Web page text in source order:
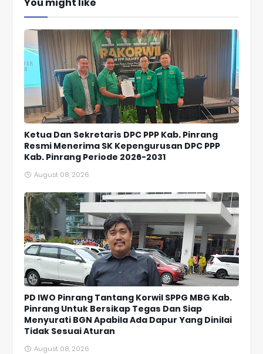
Ketua Dan Sekretaris DPC PPP Kab. Pinrang
Resmi Menerima SK Kepengurusan DPC PPP
Kab. Pinrang Periode 2026-2031
August 08, 2026
PD IWO Pinrang Tantang Korwil SPPG MBG Kab.
Pinrang Untuk Bersikap Tegas Dan Siap
Menyurati BGN Apabila Ada Dapur Yang Dinilai
Tidak Sesuai Aturan
August 08, 2026